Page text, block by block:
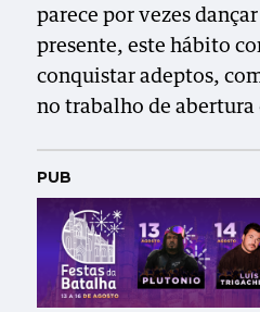
parece por vezes
presente, este hábito
conquistar adeptos,
no trabalho de abertura
PUB